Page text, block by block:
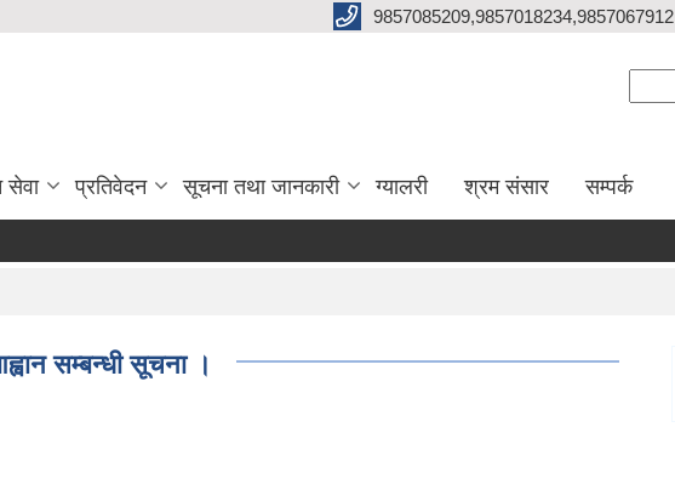
9857085209,9857018234,9857067912
सेवा प्रतिवेदन सूचना तथा जानकारी ग्यालरी श्रम संसार सम्पर्क
सम्बन्धी सूचना ।